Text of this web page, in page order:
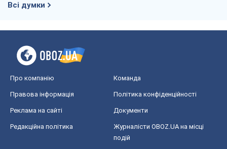
Всі думки
Про компанію Команда
Правова інформація Політика конфіденційності
Реклама на сайті Документи
Редакційна політика
Журналісти OBOZ.UA на місці
подій